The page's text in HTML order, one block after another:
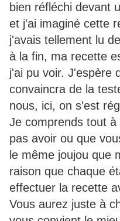
bien réfléchi devant
et j'ai imaginé cette
j'avais tellement lu
à la fin, ma recette
j'ai pu voir. J'espère
convaincra de la
nous, ici, on s'est
Je comprends tout
pas avoir ou que
le même joujou que
raison que chaque
effectuer la recette
Vous aurez juste à